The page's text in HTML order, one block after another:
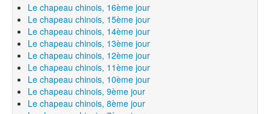
Le chapeau chinois, 16ème jour
Le chapeau chinois, 15ème jour
Le chapeau chinois, 14ème jour
Le chapeau chinois, 13ème jour
Le chapeau chinois, 12ème jour
Le chapeau chinois, 11ème jour
Le chapeau chinois, 10ème jour
Le chapeau chinois, 9ème jour
Le chapeau chinois, 8ème jour